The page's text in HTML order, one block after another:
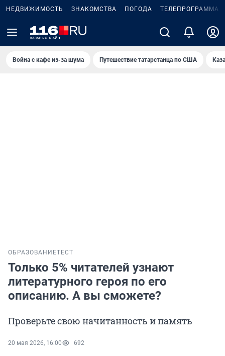
НЕДВИЖИМОСТЬ ЗНАКОМСТВА ПОГОДА ТЕЛЕПРОГРАММА
Война с кафе из-за шума Путешествие татарстанца по США
ОБРАЗОВАНИЕТЕСТ
Только 5% читателей узнают
литературного героя по его
описанию. А вы сможете?
Проверьте свою начитанность и память
20 мая 2026, 16:00 692